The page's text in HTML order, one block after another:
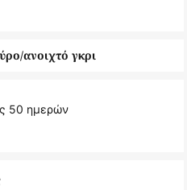
ανοιχτό γκρι
50 ημερών